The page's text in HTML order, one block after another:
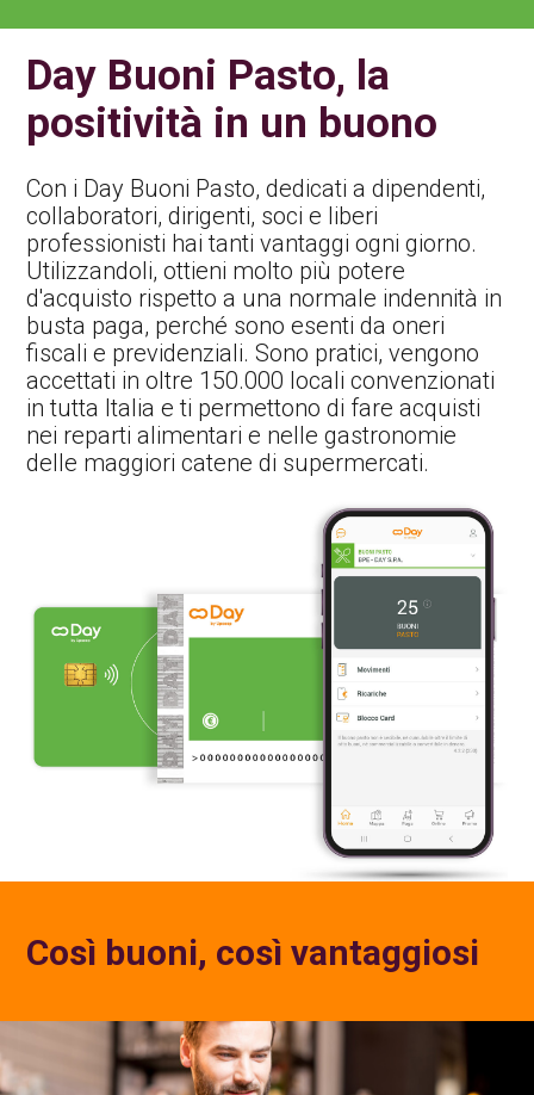
Day Buoni Pasto, la
positività in un buono
Con i Day Buoni Pasto, dedicati a dipendenti,
collaboratori, dirigenti, soci e liberi
professionisti hai tanti vantaggi ogni giorno.
Utilizzandoli, ottieni molto più potere
d'acquisto rispetto a una normale indennità in
busta paga, perché sono esenti da oneri
fiscali e previdenziali. Sono pratici, vengono
accettati in oltre 150.000 locali convenzionati
in tutta Italia e ti permettono di fare acquisti
nei reparti alimentari e nelle gastronomie
delle maggiori catene di supermercati.
Così buoni, così vantaggiosi